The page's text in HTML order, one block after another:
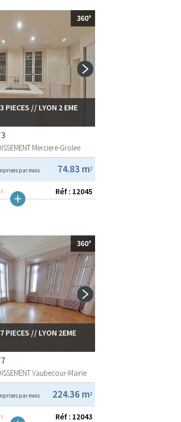
PIECES // LYON 2 EME
Merciere-Grolee
74.83 m2
par mois
Réf : 12045
PIECES // LYON 2EME
Vaubecour-Mairie
224.36 m2
par mois
Réf : 12043